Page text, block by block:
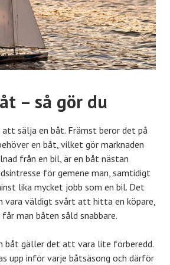
– så gör du
sälja en båt. Främst beror det på
en båt, vilket gör marknaden
från en bil, är en båt nästan
för gemene man, samtidigt
lika mycket jobb som en bil. Det
väldigt svårt att hitta en köpare,
man båten såld snabbare.
båt gäller det att vara lite förberedd.
upp inför varje båtsäsong och därför